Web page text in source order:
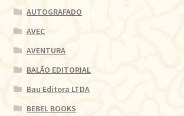
AUTOGRAFADO
AVEC
AVENTURA
BALÃO EDITORIAL
Bau Editora LTDA
BEBEL BOOKS